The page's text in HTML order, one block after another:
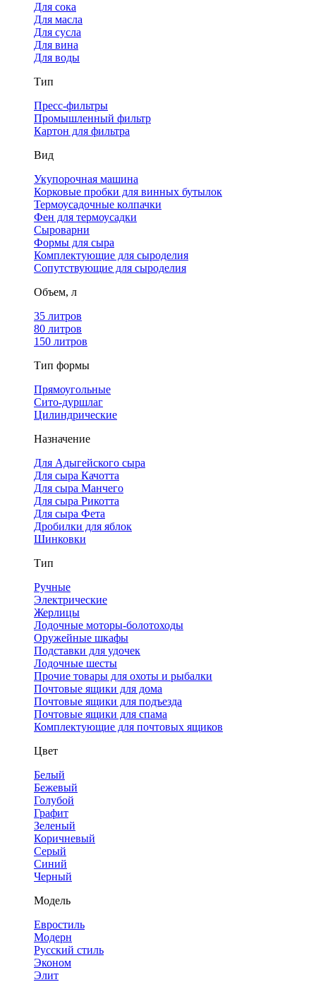
Для сока
Для масла
Для сусла
Для вина
Для воды
Тип
Пресс-фильтры
Промышленный фильтр
Картон для фильтра
Вид
Укупорочная машина
Корковые пробки для винных бутылок
Термоусадочные колпачки
Фен для термоусадки
Сыроварни
Формы для сыра
Комплектующие для сыроделия
Сопутствующие для сыроделия
Объем, л
35 литров
80 литров
150 литров
Тип формы
Прямоугольные
Сито-дуршлаг
Цилиндрические
Назначение
Для Адыгейского сыра
Для сыра Качотта
Для сыра Манчего
Для сыра Рикотта
Для сыра Фета
Дробилки для яблок
Шинковки
Тип
Ручные
Электрические
Жерлицы
Лодочные моторы-болотоходы
Оружейные шкафы
Подставки для удочек
Лодочные шесты
Прочие товары для охоты и рыбалки
Почтовые ящики для дома
Почтовые ящики для подъезда
Почтовые ящики для спама
Комплектующие для почтовых ящиков
Цвет
Белый
Бежевый
Голубой
Графит
Зеленый
Коричневый
Серый
Синий
Черный
Модель
Евростиль
Модерн
Русский стиль
Эконом
Элит